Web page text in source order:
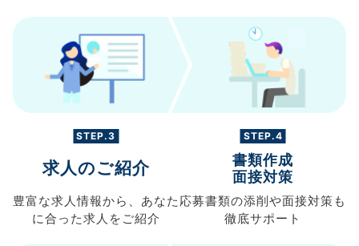
STEP.3
求人のご紹介
豊富な求人情報から、 あなた
に合った求人を ご紹介
STEP.4
書類作成
面接対策
応募書類の添削や面接対策も
徹底サポート